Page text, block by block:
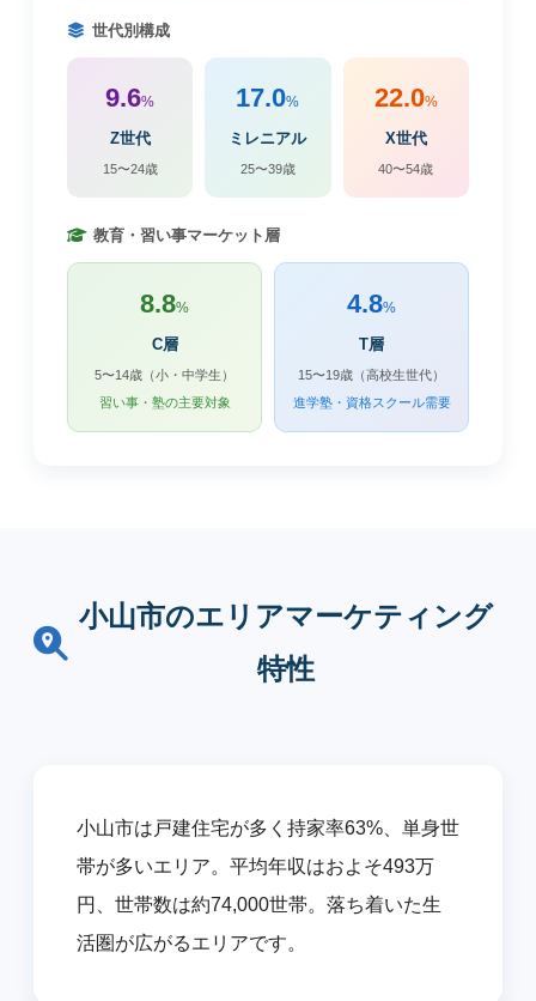
世代別構成
9.6%
Z世代
15〜24歳
17.0%
ミレニアル
25〜39歳
22.0%
X世代
40〜54歳
教育・習い事マーケット層
8.8%
C層
5〜14歳（小・中学生）
習い事・塾の主要対象
4.8%
T層
15〜19歳（高校生世代）
進学塾・資格スクール需要
小山市のエリアマーケティング
特性
小山市は戸建住宅が多く持家率63%、単身世
帯が多いエリア。平均年収はおよそ493万
円、世帯数は約74,000世帯。落ち着いた生
活圏が広がるエリアです。